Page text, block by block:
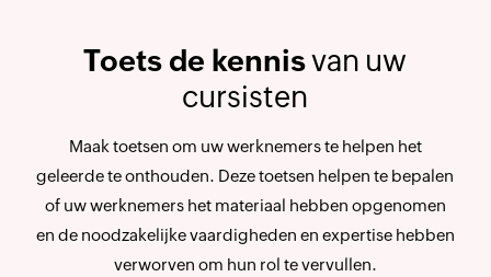
Toets de kennisvan uw
cursisten
Maak toetsen om uw werknemers te helpen het
geleerde te onthouden. Deze toetsen helpen te bepalen
of uw werknemers het materiaal hebben opgenomen
en de noodzakelijke vaardigheden en expertise hebben
verworven om hun rol te vervullen.